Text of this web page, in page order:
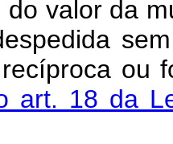
do valor da
ou
art. 18 da